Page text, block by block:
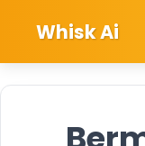
Whisk Ai